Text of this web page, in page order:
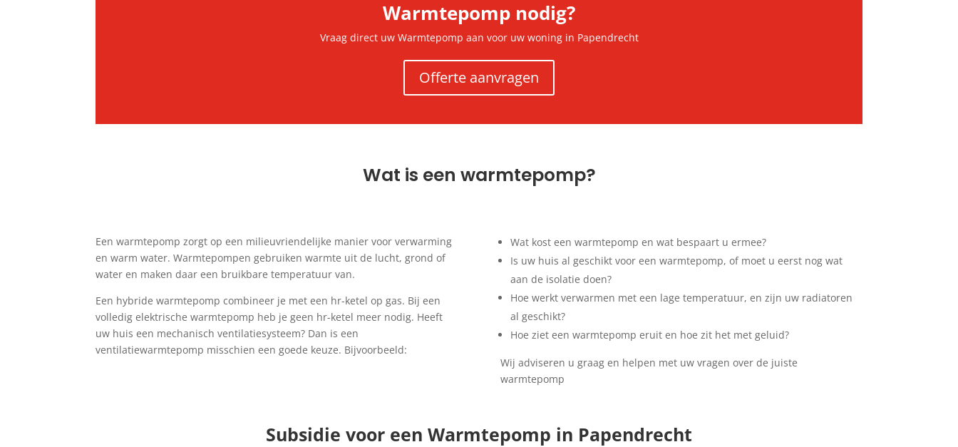
Warmtepomp nodig?
Vraag direct uw Warmtepomp aan voor uw woning in Papendrecht
Offerte aanvragen
Wat is een warmtepomp?
Een warmtepomp zorgt op een milieuvriendelijke manier voor verwarming
en warm water. Warmtepompen gebruiken warmte uit de lucht, grond of
water en maken daar een bruikbare temperatuur van.
Een hybride warmtepomp combineer je met een hr-ketel op gas. Bij een
volledig elektrische warmtepomp heb je geen hr-ketel meer nodig. Heeft
uw huis een mechanisch ventilatiesysteem? Dan is een
ventilatiewarmtepomp misschien een goede keuze. Bijvoorbeeld:
Wat kost een warmtepomp en wat bespaart u ermee?
Is uw huis al geschikt voor een warmtepomp, of moet u eerst nog wat
aan de isolatie doen?
Hoe werkt verwarmen met een lage temperatuur, en zijn uw radiatoren
al geschikt?
Hoe ziet een warmtepomp eruit en hoe zit het met geluid?
Wij adviseren u graag en helpen met uw vragen over de juiste
warmtepomp
Subsidie voor een Warmtepomp in Papendrecht